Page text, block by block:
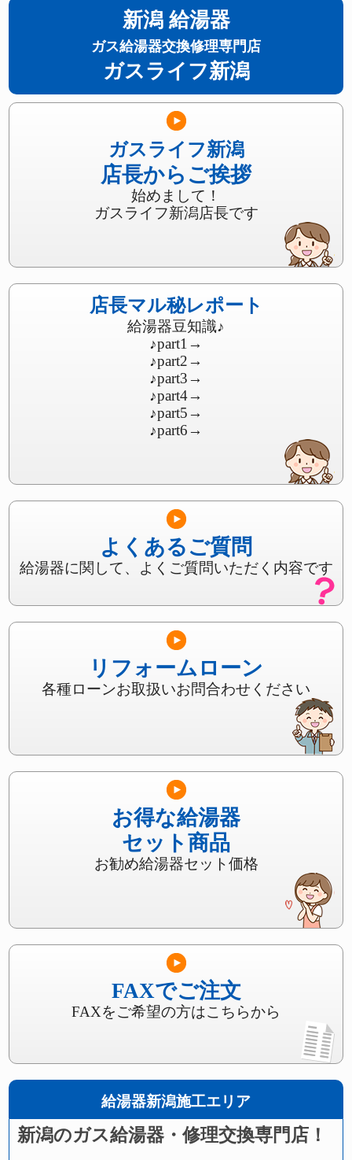
新潟 給湯器
ガス給湯器交換修理専門店
ガスライフ新潟
ガスライフ新潟
店長からご挨拶
始めまして！
ガスライフ新潟店長です
店長マル秘レポート
給湯器豆知識♪
♪part1 →
♪part2→
♪part3→
♪part4→
♪part5→
♪part6→
よくあるご質問
給湯器に関して、よくご質問いただく内容です
リフォームローン
各種ローンお取扱いお問合わせください
お得な給湯器
セット商品
お勧め給湯器セット価格
FAXでご注文
FAXをご希望の方はこちらから
給湯器新潟施工エリア
新潟のガス給湯器・修理交換専門店！